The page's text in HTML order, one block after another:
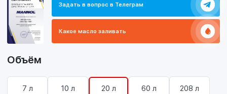
Задать в вопрос в Телеграм
Какое масло заливать
Объём
7 л 10 л 20 л 60 л 208 л